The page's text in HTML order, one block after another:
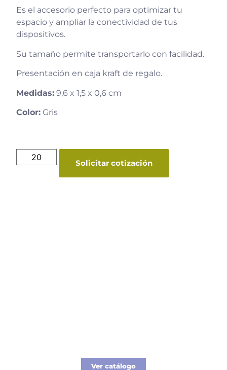
Es el accesorio perfecto para optimizar tu
espacio y ampliar la conectividad de tus
dispositivos.
Su tamaño permite transportarlo con facilidad.
Presentación en caja kraft de regalo.
Medidas: 9,6 x 1,5 x 0,6 cm
Color: Gris
Solicitar cotización
Ver catálogo